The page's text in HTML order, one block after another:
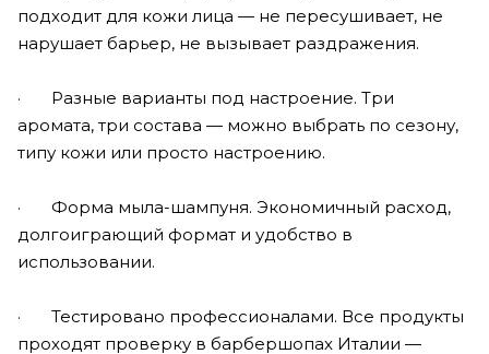
подходит для кожи лица — не пересушивает, не
нарушает барьер, не вызывает раздражения.
· Разные варианты под настроение. Три
аромата, три состава — можно выбрать по сезону,
типу кожи или просто настроению.
· Форма мыла-шампуня. Экономичный расход,
долгоиграющий формат и удобство в
использовании.
· Тестировано профессионалами. Все продукты
проходят проверку в барбершопах Италии —